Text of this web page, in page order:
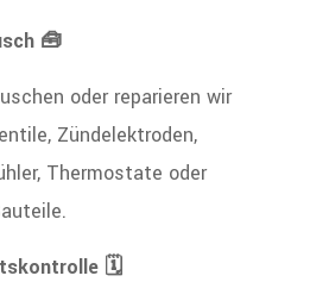
🧰
oder reparieren wir
Zündelektroden,
Thermostate oder
🗓️